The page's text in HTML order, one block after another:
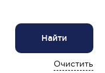
Найти
Очистить